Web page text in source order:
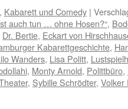
, Kabarett und Comedy |
auch tun … ohne Hosen?“,
Dr. Bertie, Eckart von
Kabarettgeschichte,
Wanders, Lisa Politt,
, Monty Arnold, Polittbüro,
, Sybille Schrödter, Volker